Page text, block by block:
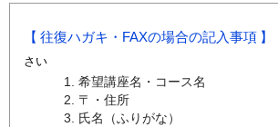
往復ハガキ・FAXの場合の記入事項
さい
希望講座名・コース名
〒・住所
氏名（ふりがな）